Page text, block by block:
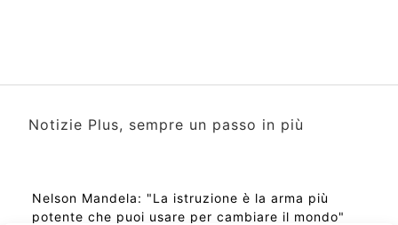
Notizie Plus, sempre un passo in più
Nelson Mandela: "La istruzione è la arma più
potente che puoi usare per cambiare il mondo"